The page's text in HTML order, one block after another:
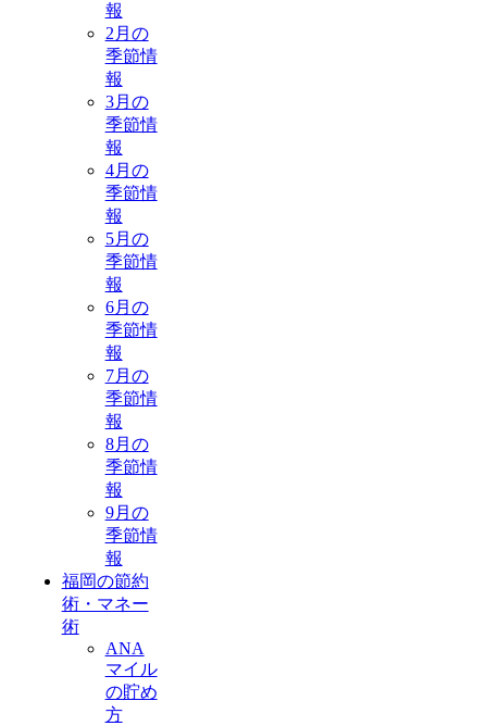
報
2月の
季節情
報
3月の
季節情
報
4月の
季節情
報
5月の
季節情
報
6月の
季節情
報
7月の
季節情
報
8月の
季節情
報
9月の
季節情
報
福岡の節約
術・マネー
術
ANA
マイル
の貯め
方